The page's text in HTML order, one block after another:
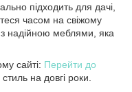
підходить для дачі,
часом на свіжому
з надійною меблями, яка
сайті: Перейти до
на довгі роки.